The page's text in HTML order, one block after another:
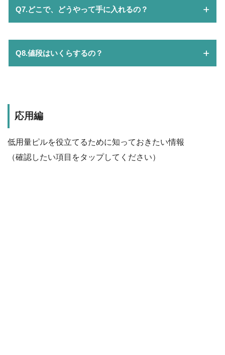
Q7.どこで、どうやって手に入れるの？
Q8.値段はいくらするの？
応用編
低用量ピルを役立てるために知っておきたい情報
（確認したい項目をタップしてください）